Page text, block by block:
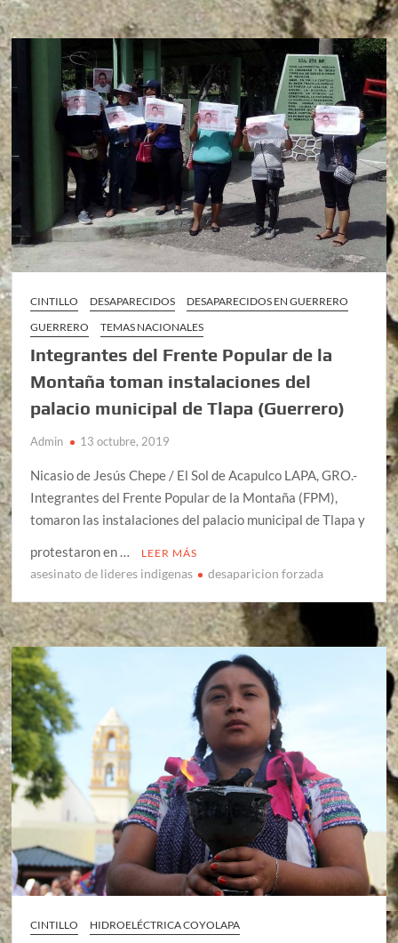
CINTILLO DESAPARECIDOS
DESAPARECIDOS EN GUERRERO
GUERRERO
TEMAS NACIONALES
Integrantes del Frente Popular de la
Montaña toman instalaciones del
palacio municipal de Tlapa (Guerrero)
Admin 13 octubre, 2019
Nicasio de Jesús Chepe / El Sol de Acapulco LAPA, GRO.-
Integrantes del Frente Popular de la Montaña (FPM),
tomaron las instalaciones del palacio municipal de Tlapa y
protestaron en …
LEER MÁS
asesinato de lideres indigenas desaparicion forzada
CINTILLO
HIDROELÉCTRICA COYOLAPA